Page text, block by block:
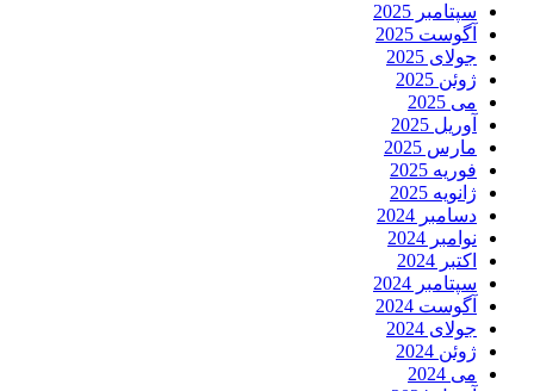
سپتامبر 2025
آگوست 2025
جولای 2025
ژوئن 2025
می 2025
آوریل 2025
مارس 2025
فوریه 2025
ژانویه 2025
دسامبر 2024
نوامبر 2024
اکتبر 2024
سپتامبر 2024
آگوست 2024
جولای 2024
ژوئن 2024
می 2024